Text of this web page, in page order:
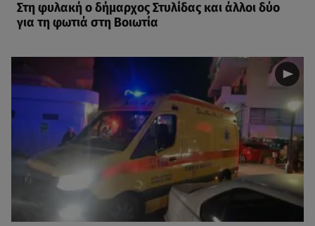
Στη φυλακή ο δήμαρχος Στυλίδας και άλλοι δύο
για τη φωτιά στη Βοιωτία